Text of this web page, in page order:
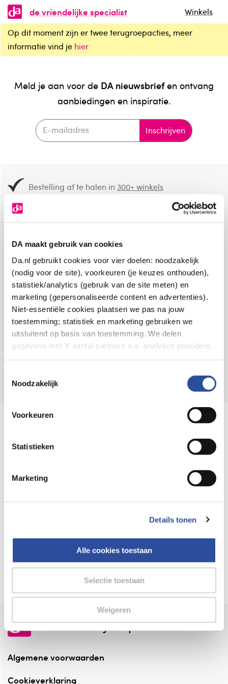
DA maakt gebruik van cookies
Da.nl gebruikt cookies voor vier doelen: noodzakelijk
(nodig voor de site), voorkeuren (je keuzes onthouden),
statistiek/analytics (gebruik van de site meten) en
marketing (gepersonaliseerde content en advertenties).
Niet-essentiële cookies plaatsen we pas na jouw
toestemming; statistiek en marketing gebruiken we
uitsluitend op basis van toestemming. We delen
gegevens met X aantal partners o.a. analytics providers,
en de bewaartermijnen per categorie. Je kunt je keuze op
gegevensverwerking staat in de
Privacyverklaring
Noodzakelijk
Voorkeuren
Statistieken
Marketing
Details tonen
Alle cookies toestaan
Selectie toestaan
Weigeren
de vriendelijke specialist
Winkels
Op dit moment zijn er twee terugroepacties, meer
informatie vind je hier
Meld je aan voor de DA nieuwsbriefen ontvang
aanbiedingen en inspiratie.
Inschrijven
Bestelling af te halen in300+ winkels
8.6 uit4.106 reviews
Over DA
Klantenservice
Assortiment
VolgDAop:
Online aanbieder medicijnen
webshop mag verkopen.
⁠Verantwoorde zorg, ⁠ook online.
Altijd onze folder bij de hand
Check onze folders ⁠bij AlleFolders.
de vriendelijke specialist
Algemene voorwaarden
Cookieverklaring